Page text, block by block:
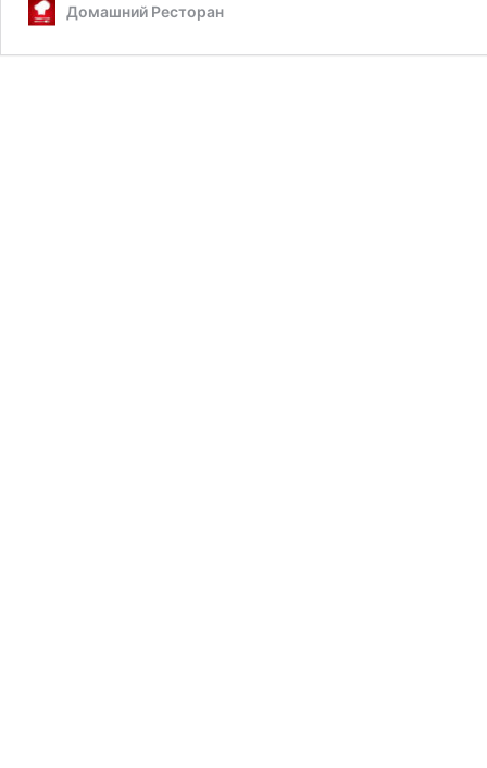
Домашний Ресторан